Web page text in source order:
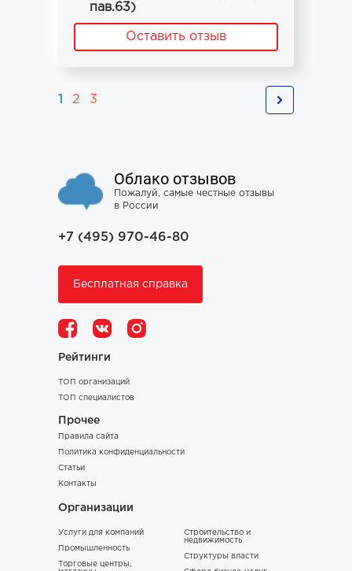
пав.63)
Оставить отзыв
1 2 3
Облако отзывов
Пожалуй, самые честные отзывы
в России
+7 (495) 970-46-80
Бесплатная справка
Рейтинги
ТОП организаций
ТОП специалистов
Прочее
Правила сайта
Политика конфиденциальности
Статьи
Контакты
Организации
Услуги для компаний
Промышленность
Торговые центры,
Строительство и
недвижимость
Структуры власти